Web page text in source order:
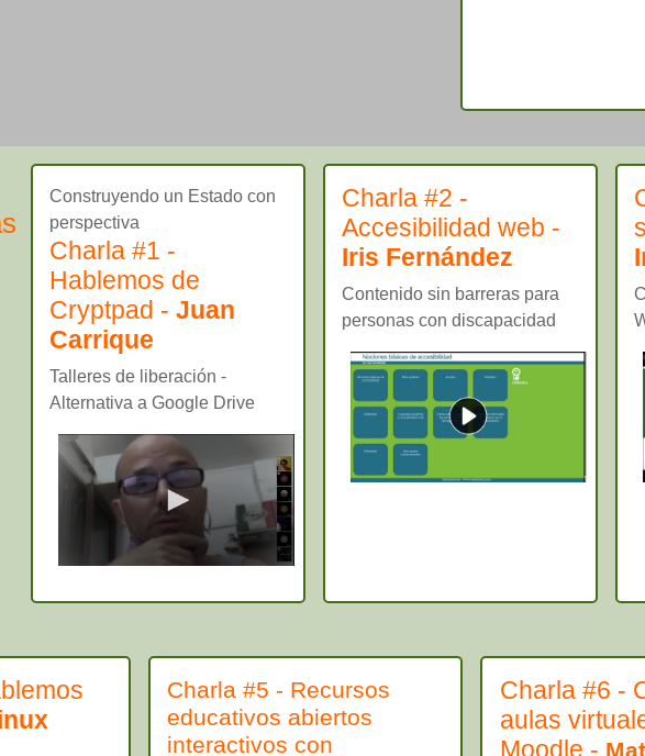
Construyendo un Estado con
perspectiva
Charla #1 -
Hablemos de
Cryptpad - Juan
Carrique
Talleres de liberación -
Alternativa a Google Drive
Charla #2 -
Accesibilidad web -
Iris Fernández
Contenido sin barreras para
personas con discapacidad
Charla #5 - Recursos
educativos abiertos
interactivos con
Charla #6 -
aulas
Moodle -